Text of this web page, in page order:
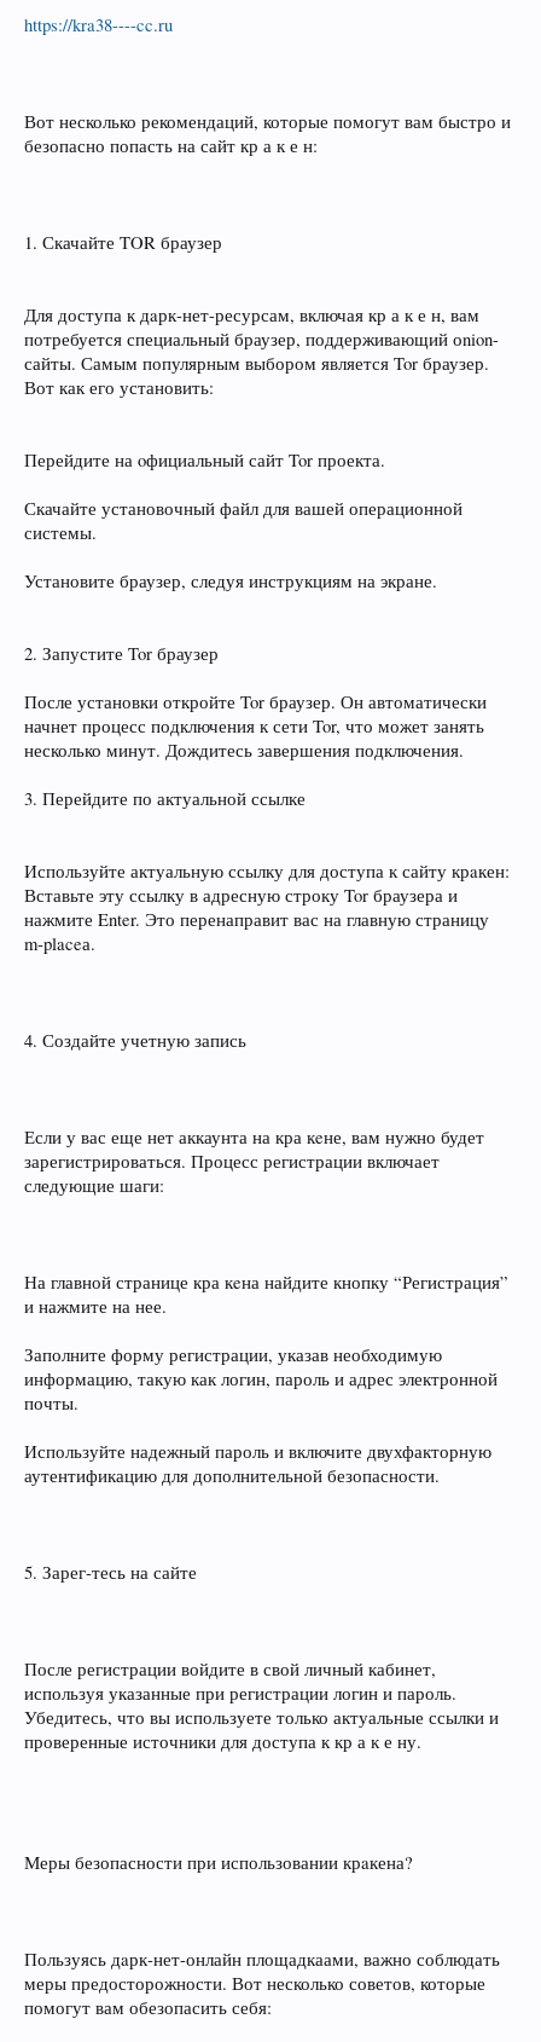
https://kra38----cc.ru
Вот несколько рекомендаций, которые помогут вам быстро и
безопасно попасть на сайт кр а к е н:
1. Скачайте TOR браузер
Для доступа к дaрк‑нет-ресурсам, включая кр а к е н, вам
потребуется специальный браузер, поддерживающий оnion-
сайты. Самым популярным выбором является Tor браузер.
Вот как его установить:
Перейдите на oфициальный сайт Tor проекта.
Скачайте установочный файл для вашей операционной
системы.
Установите браузер, следуя инструкциям на экране.
2. Запустите Tor браузер
После установки откройте Tor браузер. Он автоматически
начнет процесс подключения к сети Tor, что может занять
несколько минут. Дождитесь завершения подключения.
3. Перейдите по актуальной ссылке
Используйте актуальную ссылку для доступа к сайту крaкен:
Вставьте эту ссылку в адресную строку Tor браузера и
нажмите Enter. Это перенаправит вас на главную страницу
m‑placeа.
4. Создайте учетную запись
Если у вас еще нет аккаунта на кра кeне, вам нужно будет
зарегистрироваться. Процесс регистрации включает
следующие шаги:
На главной странице кра кeна найдите кнопку “Регистрация”
и нажмите на нее.
Заполните форму регистрации, указав необходимую
информацию, такую как логин, пароль и адрес электронной
почты.
Используйте надежный пароль и включите двухфакторную
аутентификацию для дополнительной безопасности.
5. Зарег‑тесь на сайте
После регистрации войдите в свой личный кабинет,
используя указанные при регистрации логин и пароль.
Убедитесь, что вы используете только актуальные ссылки и
проверенные источники для доступа к кр а к е ну.
Меры безопасности при использовании крaкена?
Пользуясь дaрк‑нет-онлайн площадкаами, важно соблюдать
меры предосторожности. Вот несколько советов, которые
помогут вам обезопасить себя: